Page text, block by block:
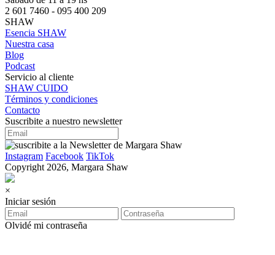
2 601 7460 - 095 400 209
SHAW
Esencia SHAW
Nuestra casa
Blog
Podcast
Servicio al cliente
SHAW CUIDO
Términos y condiciones
Contacto
Suscribite a nuestro newsletter
Instagram Facebook TikTok
Copyright 2026, Margara Shaw
×
Iniciar sesión
Olvidé mi contraseña